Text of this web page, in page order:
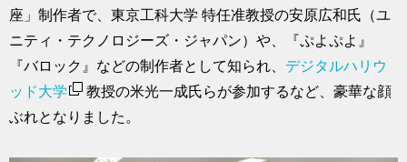
座」制作者で、東京工科大学 特任准教授の安原広和氏（ユ
ニティ・テクノロジーズ・ジャパン）や、『ぷよぷよ』
『バロック』などの制作者として知られ、 デジタルハリウ
ッド大学
教授の米光一成氏らが参加するなど、豪華な顔
ぶれとなりました。